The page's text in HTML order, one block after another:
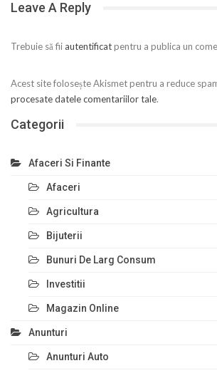
Leave A Reply
Trebuie să fii autentificatpentru a publica un
Acest site folosește Akismet pentru a reduce
procesate datele comentariilor tale.
Categorii
Afaceri Si Finante
Afaceri
Agricultura
Bijuterii
Bunuri De Larg Consum
Investitii
Magazin Online
Anunturi
Anunturi Auto